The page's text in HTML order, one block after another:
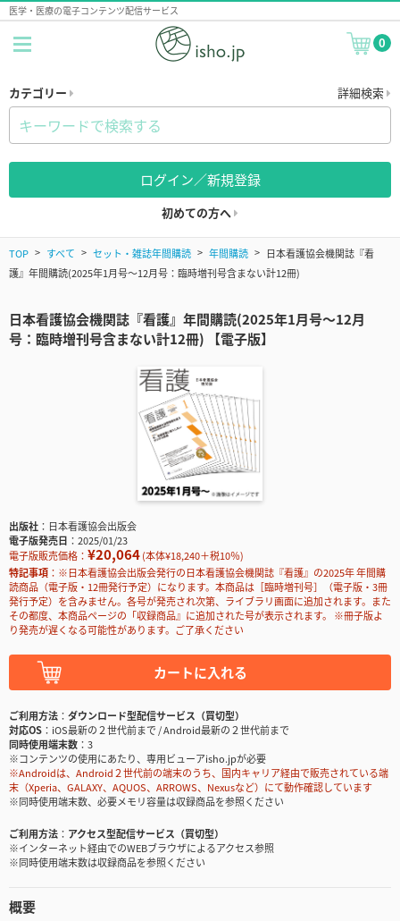
医学・医療の電子コンテンツ配信サービス
0
カテゴリー 詳細検索
ログイン／新規登録
初めての方へ
TOP すべて セット・雑誌年間購読 年間購読
日本看護協会機関誌『看
護』年間購読(2025年1月号～12月号：臨時増刊号含まない計12冊)
日本看護協会機関誌『看護』年間購読(2025年1月号～12月
号：臨時増刊号含まない計12冊) 【電子版】
出版社
日本看護協会出版会
電子版発売日
2025/01/23
電子版販売価格： ¥20,064(本体¥18,240＋税10％)
特記事項
※日本看護協会出版会発行の日本看護協会機関誌『看護』の2025年 年間購
読商品（電子版・12冊発行予定）になります。本商品は［臨時増刊号］（電子版・3冊
発行予定）を含みません。各号が発売され次第、ライブラリ画面に追加されます。また
その都度、本商品ページの「収録商品』に追加された号が表示されます。 ※冊子版よ
り発売が遅くなる可能性があります。ご了承ください
カートに入れる
ご利用方法
ダウンロード型配信サービス（買切型）
対応OS
iOS最新の２世代前まで / Android最新の２世代前まで
同時使用端末数
3
※コンテンツの使用にあたり、専用ビューアisho.jpが必要
※Androidは、Android２世代前の端末のうち、国内キャリア経由で販売されている端
末（Xperia、GALAXY、AQUOS、ARROWS、Nexusなど）にて動作確認しています
※同時使用端末数、必要メモリ容量は収録商品を参照ください
ご利用方法
アクセス型配信サービス（買切型）
※インターネット経由でのWEBブラウザによるアクセス参照
※同時使用端末数は収録商品を参照ください
概要